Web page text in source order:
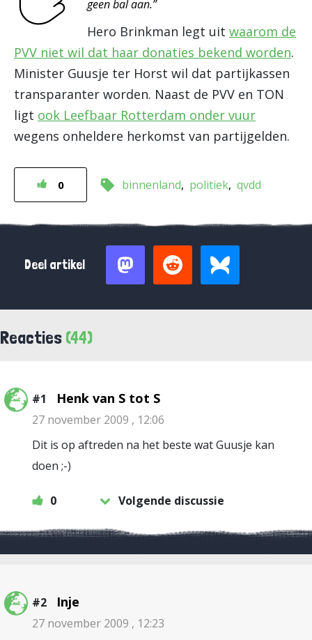
geen bal aan.”
Hero Brinkman legt uit waarom de
PVV niet wil dat haar donaties bekend worden.
Minister Guusje ter Horst wil dat partijkassen
transparanter worden. Naast de PVV en TON
ligt ook Leefbaar Rotterdam onder vuur
wegens onheldere herkomst van partijgelden.
0 binnenland politiek qvdd
Deel artikel
Reacties (44)
#1 Henk van S tot S
27 november 2009 , 12:06
Dit is op aftreden na het beste wat Guusje kan
doen ;-)
0 Volgende discussie
#2 Inje
27 november 2009 , 12:23